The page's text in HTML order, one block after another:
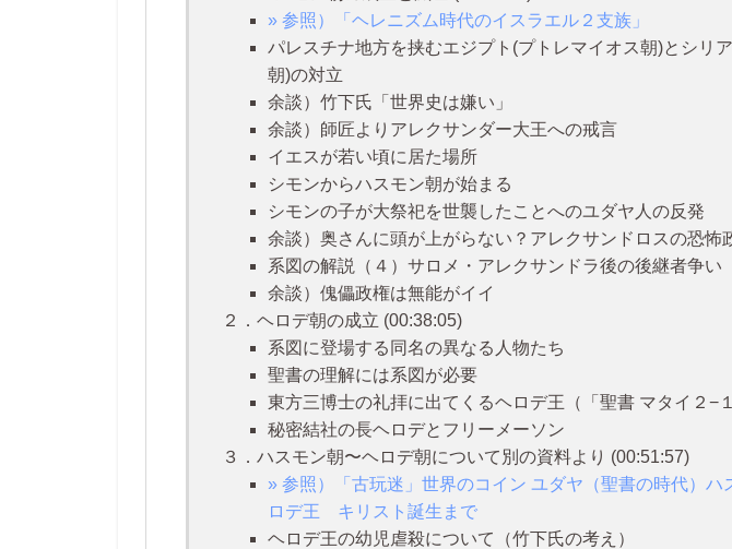
» 参照）「ヘレニズム時代のイスラエル２支族」
パレスチナ地方を挟むエジプト(プトレマイオス朝)とシリ
朝)の対立
余談）竹下氏「世界史は嫌い」
余談）師匠よりアレクサンダー大王への戒言
イエスが若い頃に居た場所
シモンからハスモン朝が始まる
シモンの子が大祭祀を世襲したことへのユダヤ人の反発
余談）奥さんに頭が上がらない？アレクサンドロスの恐怖
系図の解説（４）サロメ・アレクサンドラ後の後継者争い
余談）傀儡政権は無能がイイ
２．ヘロデ朝の成立 (00:38:05)
系図に登場する同名の異なる人物たち
聖書の理解には系図が必要
東方三博士の礼拝に出てくるヘロデ王（「聖書 マタイ２−
秘密結社の長ヘロデとフリーメーソン
３．ハスモン朝〜ヘロデ朝について別の資料より (00:51:57)
» 参照）「古玩迷」世界のコイン ユダヤ（聖書の時代）ハ
ロデ王 キリスト誕生まで
ヘロデ王の幼児虐殺について（竹下氏の考え）